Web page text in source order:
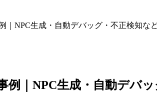
｜NPC生成・自動デバッグ・不正検知な
｜NPC生成・自動デバ